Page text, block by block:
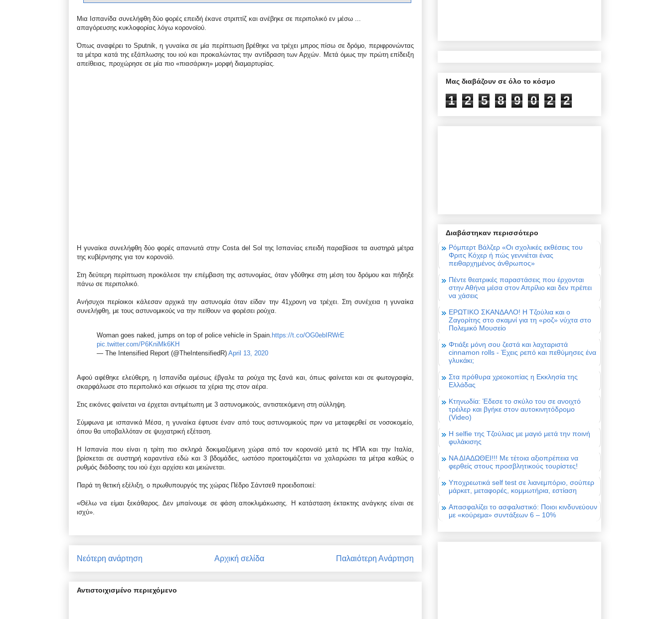
Μια Ισπανίδα συνελήφθη δύο φορές επειδή έκανε στριπτίζ και ανέβηκε σε περιπολικό εν μέσω ...
απαγόρευσης κυκλοφορίας λόγω κορονοϊού.
Όπως αναφέρει το Sputnik, η γυναίκα σε μία περίπτωση βρέθηκε να τρέχει μπρος πίσω σε δρόμο, περιφρονώντας
τα μέτρα κατά της εξάπλωσης του ιού και προκαλώντας την αντίδραση των Αρχών. Μετά όμως την πρώτη επίδειξη
απείθειας, προχώρησε σε μία πιο «πιασάρικη» μορφή διαμαρτυρίας.
Η γυναίκα συνελήφθη δύο φορές απανωτά στην Costa del Sol της Ισπανίας επειδή παραβίασε τα αυστηρά μέτρα
της κυβέρνησης για τον κορονοϊό.
Στη δεύτερη περίπτωση προκάλεσε την επέμβαση της αστυνομίας, όταν γδύθηκε στη μέση του δρόμου και πήδηξε
πάνω σε περιπολικό.
Ανήσυχοι περίοικοι κάλεσαν αρχικά την αστυνομία όταν είδαν την 41χρονη να τρέχει. Στη συνέχεια η γυναίκα
συνελήφθη, με τους αστυνομικούς να την πείθουν να φορέσει ρούχα.
Woman goes naked, jumps on top of police vehicle in Spain. https://t.co/OG0ebIRWrE
pic.twitter.com/P6KniMk6KH
— The Intensified Report (@TheIntensifiedR) April 13, 2020
Αφού αφέθηκε ελεύθερη, η Ισπανίδα αμέσως έβγαλε τα ρούχα της ξανά και, όπως φαίνεται και σε φωτογραφία,
σκαρφάλωσε στο περιπολικό και σήκωσε τα χέρια της στον αέρα.
Στις εικόνες φαίνεται να έρχεται αντιμέτωπη με 3 αστυνομικούς, αντιστεκόμενη στη σύλληψη.
Σύμφωνα με ισπανικά Μέσα, η γυναίκα έφτυσε έναν από τους αστυνομικούς πριν να μεταφερθεί σε νοσοκομείο,
όπου θα υποβαλλόταν σε ψυχιατρική εξέταση.
Η Ισπανία που είναι η τρίτη πιο σκληρά δοκιμαζόμενη χώρα από τον κορονοϊό μετά τις ΗΠΑ και την Ιταλία,
βρίσκεται σε αυστηρή καραντίνα εδώ και 3 βδομάδες, ωστόσο προετοιμάζεται να χαλαρώσει τα μέτρα καθώς ο
ρυθμός διάδοσης του ιού έχει αρχίσει και μειώνεται.
Παρά τη θετική εξέλιξη, ο πρωθυπουργός της χώρας Πέδρο Σάντσεθ προειδοποιεί:
«Θέλω να είμαι ξεκάθαρος. Δεν μπαίνουμε σε φάση αποκλιμάκωσης. Η κατάσταση έκτακτης ανάγκης είναι σε
ισχύ».
Νεότερη ανάρτηση Παλαιότερη Ανάρτηση
Αρχική σελίδα
Αντιστοιχισμένο περιεχόμενο
Μας διαβάζουν σε όλο το κόσμο
1 2 5 8 9 0 2 2
Διαβάστηκαν περισσότερο
Ρόμπερτ Βάλζερ «Οι σχολικές εκθέσεις του
Φριτς Κόχερ ή πώς γεννιέται ένας
πειθαρχημένος άνθρωπος»
Πέντε θεατρικές παραστάσεις που έρχονται
στην Αθήνα μέσα στον Απρίλιο και δεν πρέπει
να χάσεις
ΕΡΩΤΙΚΟ ΣΚΑΝΔΑΛΟ! Η Τζούλια και ο
Ζαγορίτης στο σκαμνί για τη «ροζ» νύχτα στο
Πολεμικό Μουσείο
Φτιάξε μόνη σου ζεστά και λαχταριστά
cinnamon rolls - Έχεις ρεπό και πεθύμησες ένα
γλυκάκι;
Στα πρόθυρα χρεοκοπίας η Εκκλησία της
Ελλάδας
Κτηνωδία: Έδεσε το σκύλο του σε ανοιχτό
τρέιλερ και βγήκε στον αυτοκινητόδρομο
(Video)
Η selfie της Τζούλιας με μαγιό μετά την ποινή
φυλάκισης
ΝΑ ΔΙΑΔΩΘΕΙ!!! Με τέτοια αξιοπρέπεια να
φερθείς στους προσβλητικούς τουρίστες!
Υποχρεωτικά self test σε λιανεμπόριο, σούπερ
μάρκετ, μεταφορές, κομμωτήρια, εστίαση
Απασφαλίζει το ασφαλιστικό: Ποιοι κινδυνεύουν
με «κούρεμα» συντάξεων 6 – 10%